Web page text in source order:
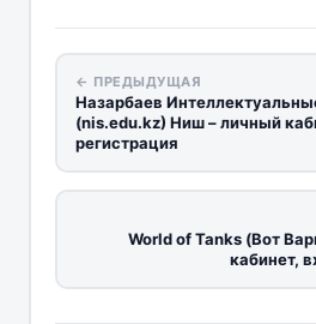
← ПРЕДЫДУЩАЯ
Назарбаев
(nis.edu.kz) Ниш – личный
регистрация
World of Tanks (Вот
кабинет,